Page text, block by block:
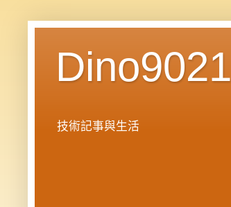
Dino9021
技術記事與生活